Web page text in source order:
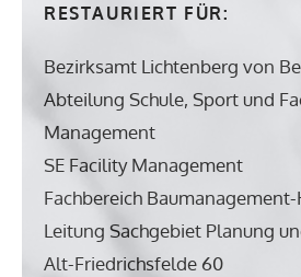
RESTAURIERT FÜR:
Bezirksamt Lichtenberg von
Abteilung Schule, Sport und
Management
SE Facility Management
Fachbereich
Leitung Sachgebiet Planung
Alt-Friedrichsfelde 60